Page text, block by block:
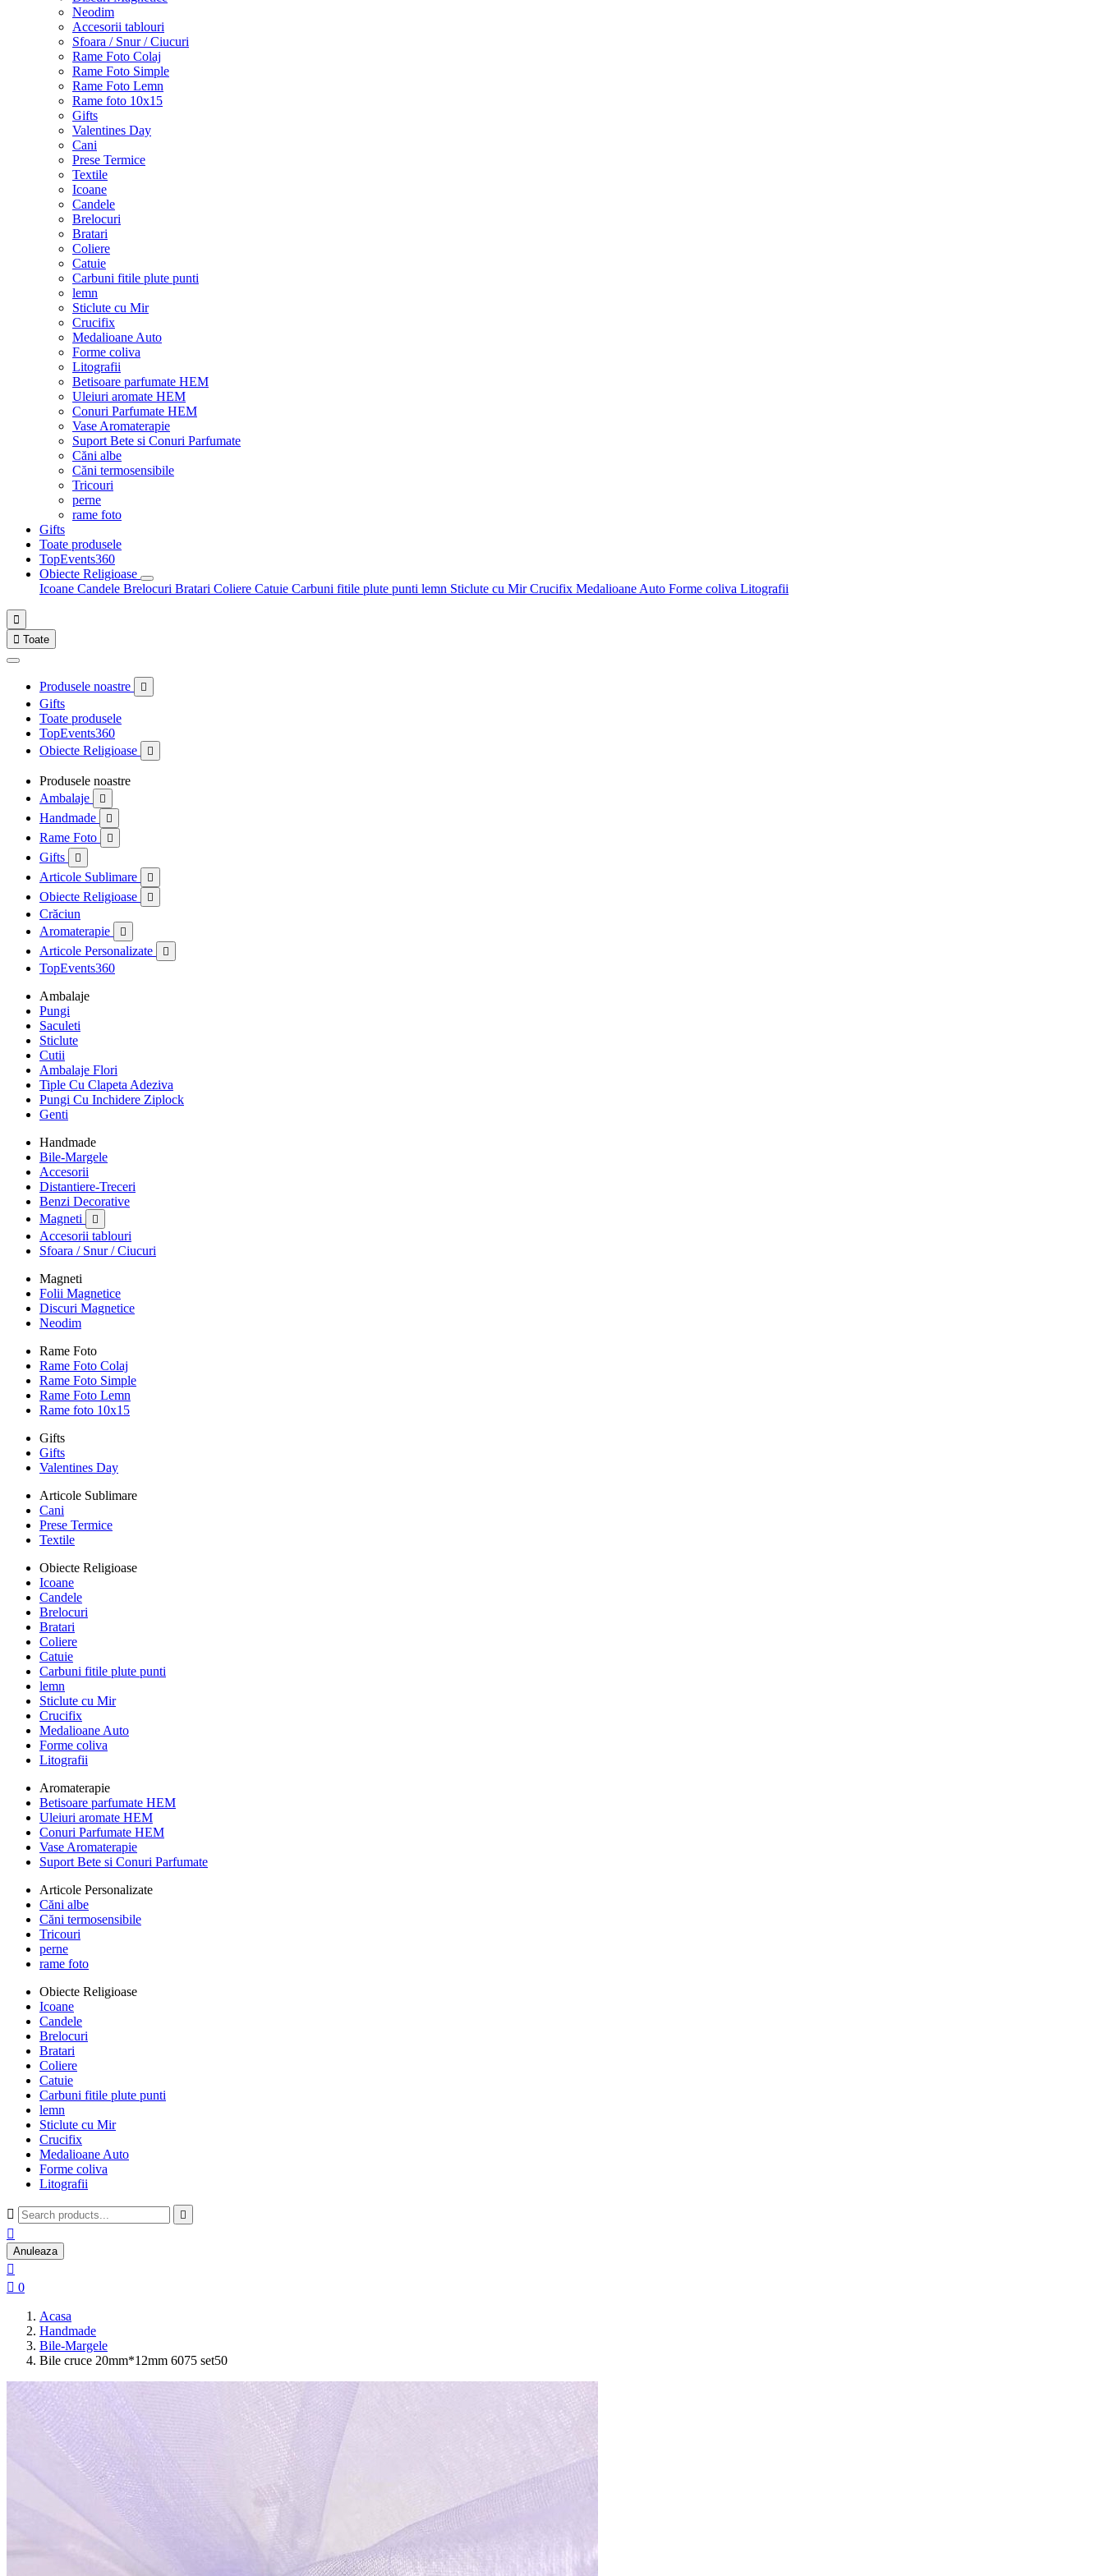
Neodim
Accesorii tablouri
Sfoara / Snur / Ciucuri
Rame Foto Colaj
Rame Foto Simple
Rame Foto Lemn
Rame foto 10x15
Gifts
Valentines Day
Cani
Prese Termice
Textile
Icoane
Candele
Brelocuri
Bratari
Coliere
Catuie
Carbuni fitile plute punti
lemn
Sticlute cu Mir
Crucifix
Medalioane Auto
Forme coliva
Litografii
Betisoare parfumate HEM
Uleiuri aromate HEM
Conuri Parfumate HEM
Vase Aromaterapie
Suport Bete si Conuri Parfumate
Căni albe
Căni termosensibile
Tricouri
perne
rame foto
Gifts
Toate produsele
TopEvents360
Obiecte Religioase
Icoane Candele Brelocuri Bratari Coliere Catuie Carbuni fitile plute punti lemn Sticlute cu MirCrucifix Medalioane Auto Forme coliva Litografii

 Toate
Produsele noastre 
Gifts
Toate produsele
TopEvents360
Obiecte Religioase

Produsele noastre
Ambalaje

Handmade 
Rame Foto 
Gifts 
Articole Sublimare 
Obiecte Religioase 
Crăciun
Aromaterapie

Articole Personalizate 
TopEvents360
Ambalaje
Pungi
Saculeti
Sticlute
Cutii
Ambalaje Flori
Tiple Cu Clapeta Adeziva
Pungi Cu Inchidere Ziplock
Genti
Handmade
Bile-Margele
Accesorii
Distantiere-Treceri
Benzi Decorative
Magneti

Accesorii tablouri
Sfoara / Snur / Ciucuri
Magneti
Folii Magnetice
Discuri Magnetice
Neodim
Rame Foto
Rame Foto Colaj
Rame Foto Simple
Rame Foto Lemn
Rame foto 10x15
Gifts
Gifts
Valentines Day
Articole Sublimare
Cani
Prese Termice
Textile
Obiecte Religioase
Icoane
Candele
Brelocuri
Bratari
Coliere
Catuie
Carbuni fitile plute punti
lemn
Sticlute cu Mir
Crucifix
Medalioane Auto
Forme coliva
Litografii
Aromaterapie
Betisoare parfumate HEM
Uleiuri aromate HEM
Conuri Parfumate HEM
Vase Aromaterapie
Suport Bete si Conuri Parfumate
Articole Personalizate
Căni albe
Căni termosensibile
Tricouri
perne
rame foto
Obiecte Religioase
Icoane
Candele
Brelocuri
Bratari
Coliere
Catuie
Carbuni fitile plute punti
lemn
Sticlute cu Mir
Crucifix
Medalioane Auto
Forme coliva
Litografii
 

Anuleaza

 0
Acasa
Handmade
Bile-Margele
Bile cruce 20mm*12mm 6075 set50